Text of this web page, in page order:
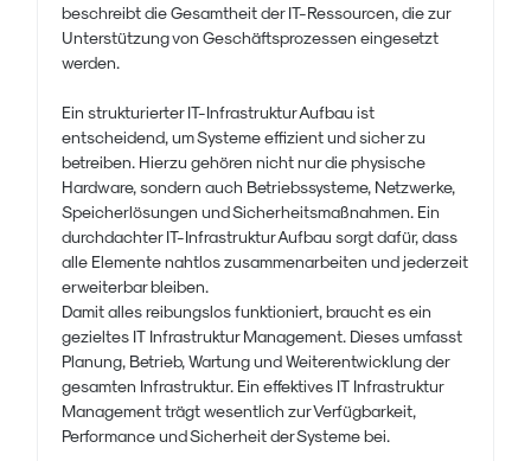
beschreibt die Gesamtheit der IT-Ressourcen, die zur
Unterstützung von Geschäftsprozessen eingesetzt
werden.
Ein strukturierter IT-Infrastruktur Aufbau ist
entscheidend, um Systeme effizient und sicher zu
betreiben. Hierzu gehören nicht nur die physische
Hardware, sondern auch Betriebssysteme, Netzwerke,
Speicherlösungen und Sicherheitsmaßnahmen. Ein
durchdachter IT-Infrastruktur Aufbau sorgt dafür, dass
alle Elemente nahtlos zusammenarbeiten und jederzeit
erweiterbar bleiben.
Damit alles reibungslos funktioniert, braucht es ein
gezieltes IT Infrastruktur Management. Dieses umfasst
Planung, Betrieb, Wartung und Weiterentwicklung der
gesamten Infrastruktur. Ein effektives IT Infrastruktur
Management trägt wesentlich zur Verfügbarkeit,
Performance und Sicherheit der Systeme bei.